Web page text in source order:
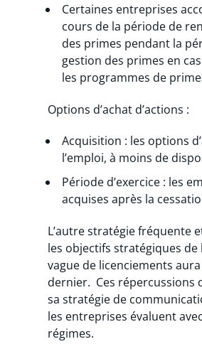
Certaines entreprises
cours de la période de
des primes pendant la
gestion des primes en
les programmes de
Options d’achat d’actions :
Acquisition : les options
l’emploi, à moins de
Période d’exercice : les
acquises après la
L’autre stratégie fréquente
les objectifs stratégiques
vague de licenciements
dernier. Ces répercussions
sa stratégie de
les entreprises évaluent
régimes.